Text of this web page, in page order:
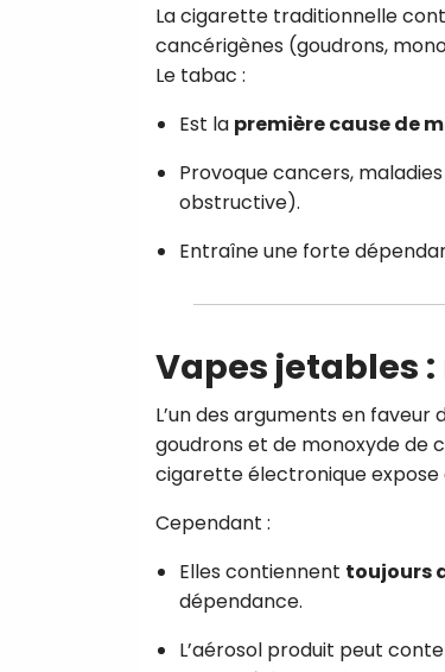
La cigarette traditionnelle
cancérigènes (goudrons,
Le tabac :
Est la première cause de
Provoque cancers,
obstructive).
Entraîne une forte
Vapes jetables
L’un des arguments en faveur
goudrons et de monoxyde de
cigarette électronique expose
Cependant :
Elles contiennent toujours
dépendance.
L’aérosol produit peut